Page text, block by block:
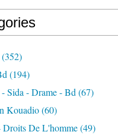
(352)
(194)
Sida - Drame - Bd (67)
Kouadio(60)
Droits De L'homme(49)